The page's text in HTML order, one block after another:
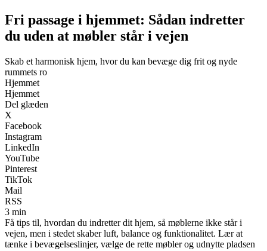
Fri passage i hjemmet: Sådan indretter
du uden at møbler står i vejen
Skab et harmonisk hjem, hvor du kan bevæge dig frit og nyde
rummets ro
Hjemmet
Hjemmet
Del glæden
X
Facebook
Instagram
LinkedIn
YouTube
Pinterest
TikTok
Mail
RSS
3 min
Få tips til, hvordan du indretter dit hjem, så møblerne ikke står i
vejen, men i stedet skaber luft, balance og funktionalitet. Lær at
tænke i bevægelseslinjer, vælge de rette møbler og udnytte pladsen